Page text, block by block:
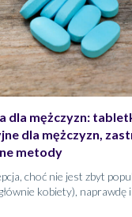
dla mężczyzn:
dla mężczyzn,
metody
choć nie jest zbyt
kobiety), naprawdę
to temat